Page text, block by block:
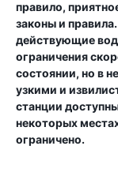
правило,
законы и
действующие
ограничения
состоянии, но в
узкими и
станции
некоторых
ограничено.